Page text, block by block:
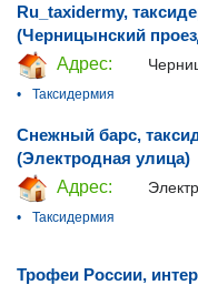
Ru_taxidermy,
(Черницынский
Адрес:
•
Таксидермия
Снежный барс,
(Электродная улица)
Адрес:
•
Таксидермия
Трофеи России,